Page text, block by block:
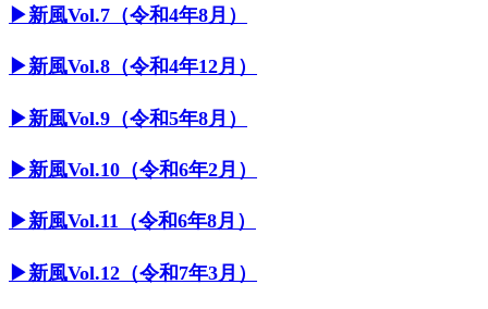
▶︎新風Vol.7（令和4年8月）
▶︎新風Vol.8（令和4年12月）
▶︎新風Vol.9（令和5年8月）
▶︎新風Vol.10（令和6年2月）
▶︎新風Vol.11（令和6年8月）
▶︎新風Vol.12（令和7年3月）